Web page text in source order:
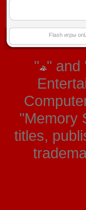
Flash игры
" " and
"Memory
titles,